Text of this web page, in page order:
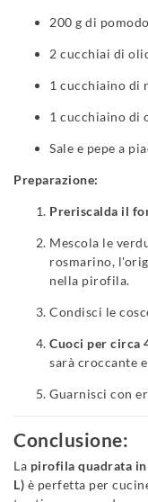
200 g di
2 cucchiai di
1 cucchiaino di
1 cucchiaino di
Sale e pepe a
Preparazione:
Preriscalda il
Mescola le
rosmarino,
nella pirofila.
Condisci le
Cuoci per circa
sarà croccante
Guarnisci con
Conclusione:
La pirofila quadrata in
L) è perfetta per